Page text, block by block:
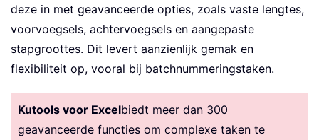
deze in met geavanceerde opties, zoals vaste lengtes,
voorvoegsels, achtervoegsels en aangepaste
stapgroottes. Dit levert aanzienlijk gemak en
flexibiliteit op, vooral bij batchnummeringstaken.
Kutools voor Excelbiedt meer dan 300
geavanceerde functies om complexe taken te